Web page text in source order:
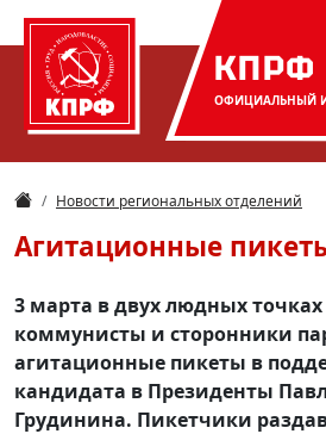
КПРФ
ОФИЦИАЛЬНЫЙ
Новости региональных отделений
Агитационные
3 марта в двух людных точках
коммунисты и сторонники
агитационные пикеты в
кандидата в Президенты
Грудинина. Пикетчики